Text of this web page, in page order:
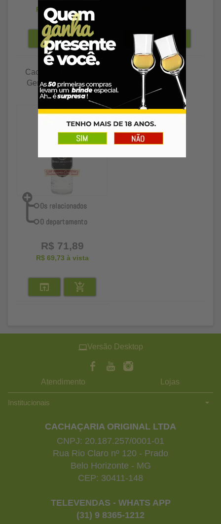
R$ 69,73à vista
Cachaça Reserva do
Gerente prata 700ml
R$ 71,89
R$ 69,73 à vista
Versão Desktop
Atendimento Lojas
Institucionais
CACHAÇARIA ORIGINAL LTDA
CNPJ: 20.187.257/0001-01
Rua Rio Claro nº 120 - Prado
Belo Horizonte - MG
CEP: 30411-148
TELEVENDAS - WHATS APP
(31) 9 8365-1212